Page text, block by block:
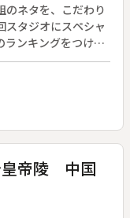
のネタを、こだわり
スタジオにスペシャ
ランキングをつけて
く。（２００６年２
上戸彩。第１０位
らの生中継で登
帝陵 中国